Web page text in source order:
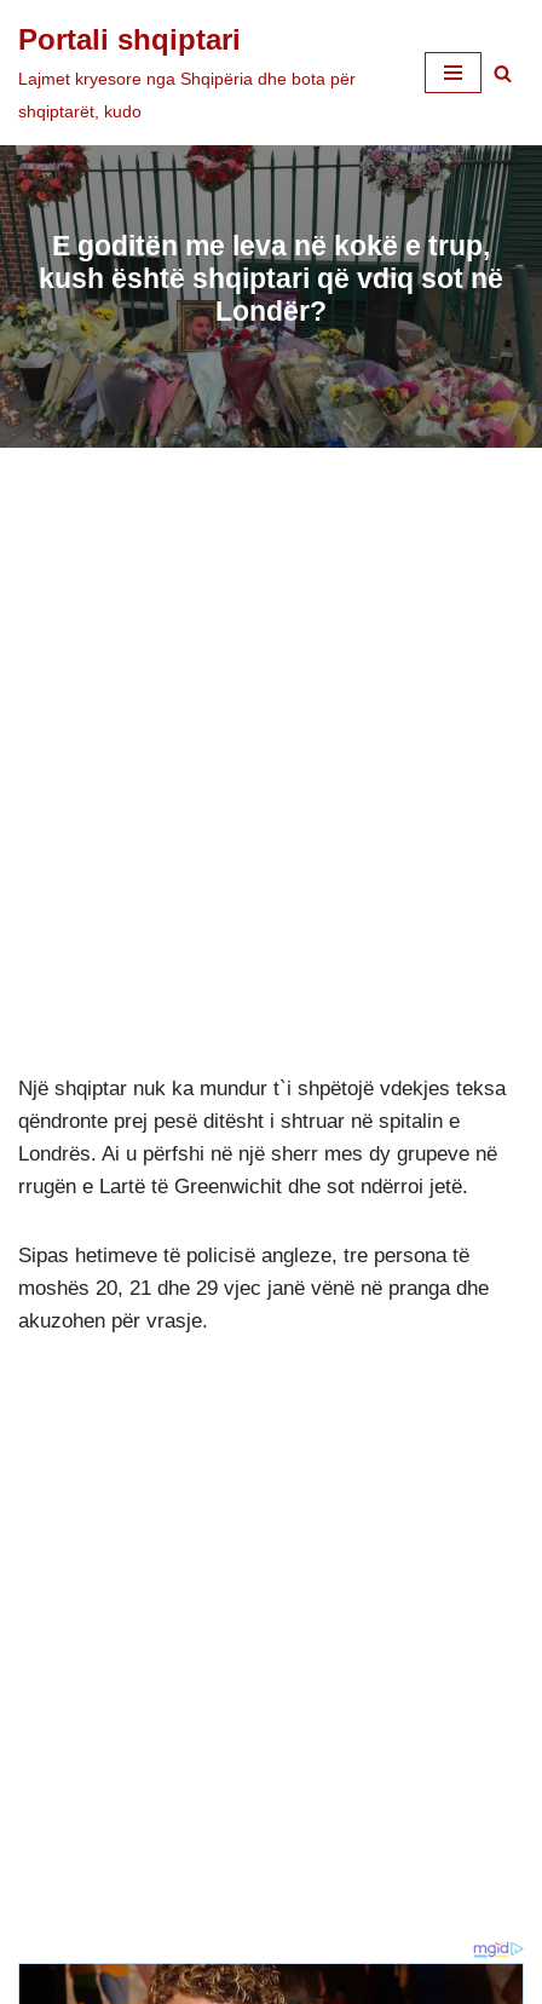
Skip
to
Portali shqiptari
Lajmet kryesore nga Shqipëria dhe bota për
shqiptarët, kudo
E goditën me leva në kokë e trup,
kush është shqiptari që vdiq sot në
Londër?
Një shqiptar nuk ka mundur t`i shpëtojë vdekjes teksa
qëndronte prej pesë ditësht i shtruar në spitalin e
Londrës. Ai u përfshi në një sherr mes dy grupeve në
rrugën e Lartë të Greenwichit dhe sot ndërroi jetë.
Sipas hetimeve të policisë angleze, tre persona të
moshës 20, 21 dhe 29 vjec janë vënë në pranga dhe
akuzohen për vrasje.